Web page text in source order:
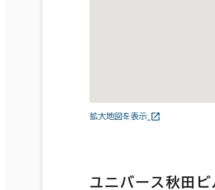
拡大地図を表示
ユニバース秋田